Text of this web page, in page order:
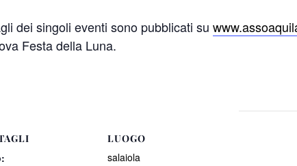
dei singoli eventi sono pubblicati su
Festa della Luna.
LUOGO
salaiola